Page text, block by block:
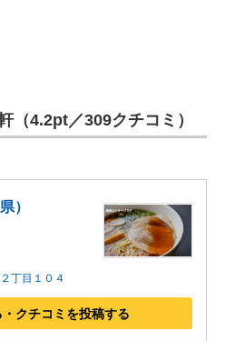
（4.2pt／309クチコミ）
）
丁目１０４
クチコミを投稿する